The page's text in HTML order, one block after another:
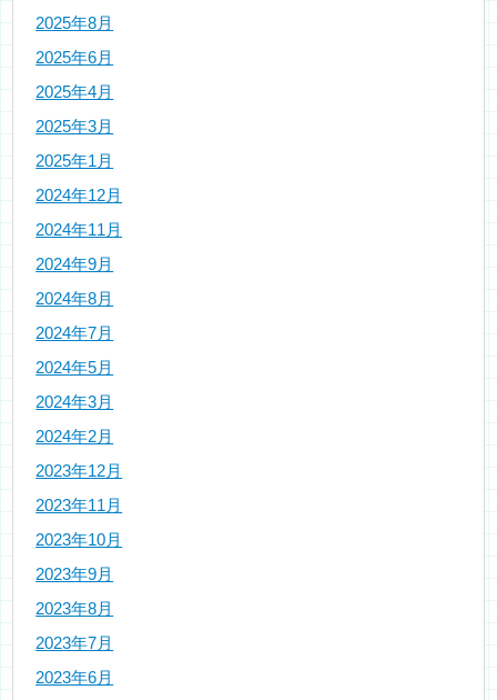
2025年8月
2025年6月
2025年4月
2025年3月
2025年1月
2024年12月
2024年11月
2024年9月
2024年8月
2024年7月
2024年5月
2024年3月
2024年2月
2023年12月
2023年11月
2023年10月
2023年9月
2023年8月
2023年7月
2023年6月